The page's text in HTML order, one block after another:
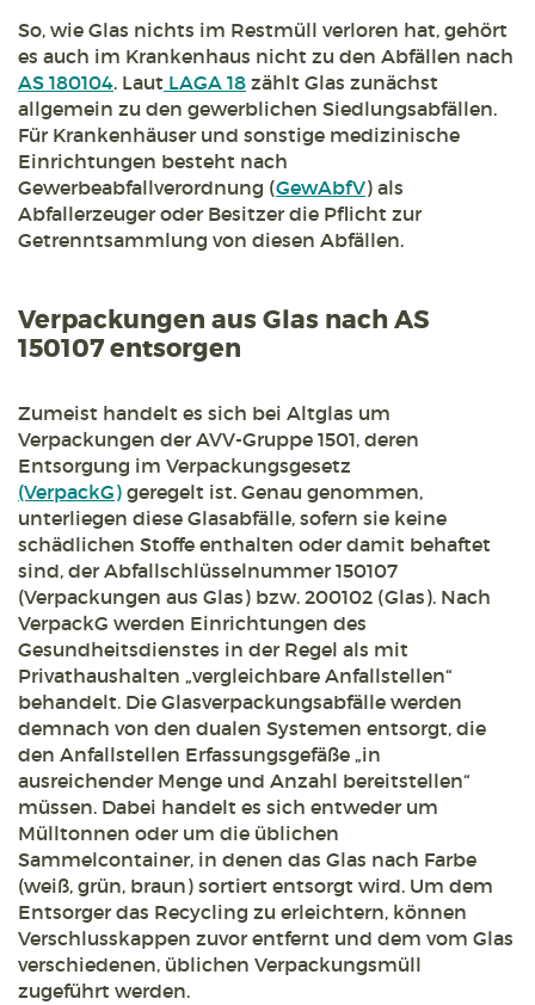
So, wie Glas nichts im Restmüll verloren hat, gehört
es auch im Krankenhaus nicht zu den Abfällen nach
AS 180104. Laut LAGA 18 zählt Glas zunächst
allgemein zu den gewerblichen Siedlungsabfällen.
Für Krankenhäuser und sonstige medizinische
Einrichtungen besteht nach
Gewerbeabfallverordnung (GewAbfV) als
Abfallerzeuger oder Besitzer die Pflicht zur
Getrenntsammlung von diesen Abfällen.
Verpackungen aus Glas nach AS
150107 entsorgen
Zumeist handelt es sich bei Altglas um
Verpackungen der AVV-Gruppe 1501, deren
Entsorgung im Verpackungsgesetz
(VerpackG) geregelt ist. Genau genommen,
unterliegen diese Glasabfälle, sofern sie keine
schädlichen Stoffe enthalten oder damit behaftet
sind, der Abfallschlüsselnummer 150107
(Verpackungen aus Glas) bzw. 200102 (Glas). Nach
VerpackG werden Einrichtungen des
Gesundheitsdienstes in der Regel als mit
Privathaushalten „vergleichbare Anfallstellen“
behandelt. Die Glasverpackungsabfälle werden
demnach von den dualen Systemen entsorgt, die
den Anfallstellen Erfassungsgefäße „in
ausreichender Menge und Anzahl bereitstellen“
müssen. Dabei handelt es sich entweder um
Mülltonnen oder um die üblichen
Sammelcontainer, in denen das Glas nach Farbe
(weiß, grün, braun) sortiert entsorgt wird. Um dem
Entsorger das Recycling zu erleichtern, können
Verschlusskappen zuvor entfernt und dem vom Glas
verschiedenen, üblichen Verpackungsmüll
zugeführt werden.